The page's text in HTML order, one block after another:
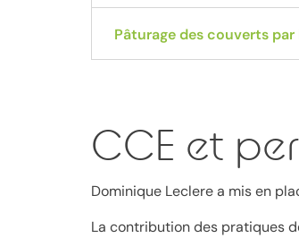
Pâturage des couverts par
CCE et
Dominique Leclere a mis en
La contribution des pratiques